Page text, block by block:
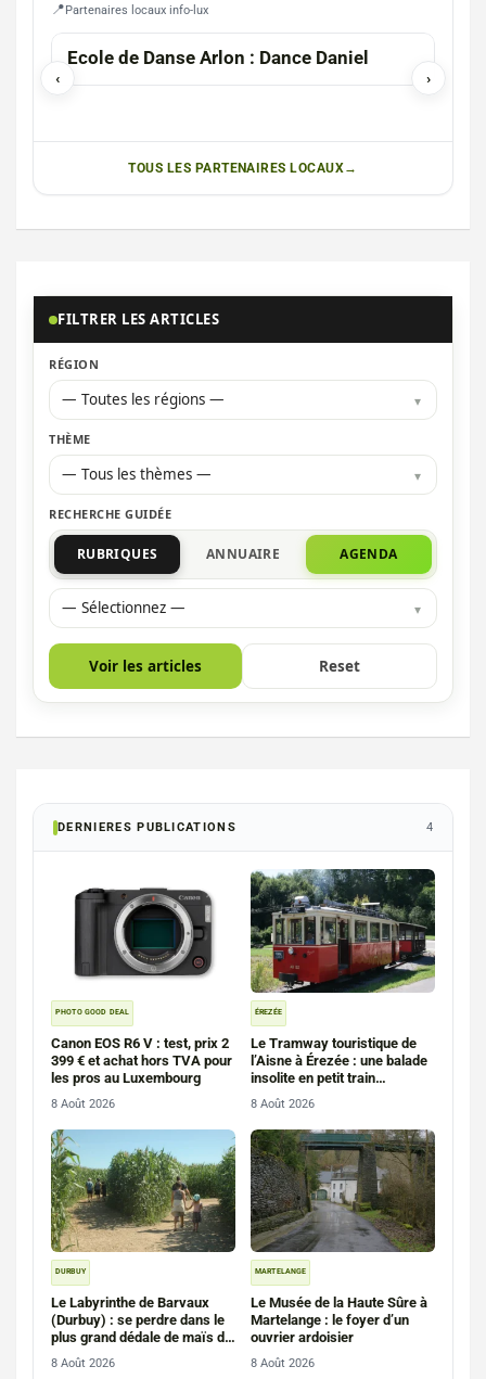
Partenaires locaux info-lux
‹ ›
MESSANCY
Ecole de Danse Arlon : Dance Daniel
TOUS LES PARTENAIRES LOCAUX
FILTRER LES ARTICLES
RÉGION
— Toutes les régions —
THÈME
— Tous les thèmes —
RECHERCHE GUIDÉE
RUBRIQUES ANNUAIRE AGENDA
— Sélectionnez —
Voir les articles Reset
DERNIERES PUBLICATIONS 4
PHOTO GOOD DEAL
Canon EOS R6 V : test, prix 2
399 € et achat hors TVA pour
les pros au Luxembourg
8 Août 2026
ÉREZÉE
Le Tramway touristique de
l’Aisne à Érezée : une balade
insolite en petit train
d’Ardenne
8 Août 2026
DURBUY
Le Labyrinthe de Barvaux
(Durbuy) : se perdre dans le
plus grand dédale de maïs de
Wallonie
8 Août 2026
MARTELANGE
Le Musée de la Haute Sûre à
Martelange : le foyer d’un
ouvrier ardoisier
8 Août 2026